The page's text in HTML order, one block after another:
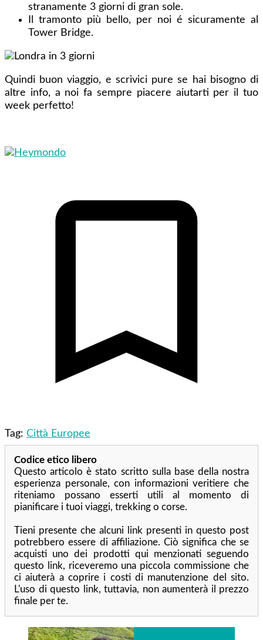
stranamente 3 giorni di gran sole.
Il tramonto più bello, per noi é sicuramente al
Tower Bridge.
Quindi buon viaggio, e scrivici pure se hai bisogno di
altre info, a noi fa sempre piacere aiutarti per il tuo
week perfetto!
Tag: Città Europee
Codice etico libero
Questo articolo è stato scritto sulla base della nostra
esperienza personale, con informazioni veritiere che
riteniamo possano esserti utili al momento di
pianificare i tuoi viaggi, trekking o corse.
Tieni presente che alcuni link presenti in questo post
potrebbero essere di affiliazione. Ciò significa che se
acquisti uno dei prodotti qui menzionati seguendo
questo link, riceveremo una piccola commissione che
ci aiuterà a coprire i costi di manutenzione del sito.
L'uso di questo link, tuttavia, non aumenterà il prezzo
finale per te.